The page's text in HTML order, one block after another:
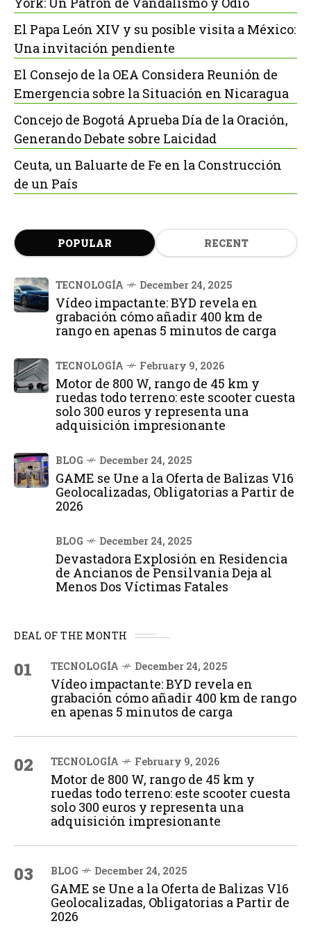
El Papa León XIV y su posible visita a México:
Una invitación pendiente
El Consejo de la OEA Considera Reunión de
Emergencia sobre la Situación en Nicaragua
Concejo de Bogotá Aprueba Día de la Oración,
Generando Debate sobre Laicidad
Ceuta, un Baluarte de Fe en la Construcción
de un País
POPULAR RECENT
TECNOLOGÍA December 24, 2025
Vídeo impactante: BYD revela en
grabación cómo añadir 400 km de
rango en apenas 5 minutos de carga
TECNOLOGÍA February 9, 2026
Motor de 800 W, rango de 45 km y
ruedas todo terreno: este scooter cuesta
solo 300 euros y representa una
adquisición impresionante
BLOG December 24, 2025
GAME se Une a la Oferta de Balizas V16
Geolocalizadas, Obligatorias a Partir de
2026
BLOG December 24, 2025
Devastadora Explosión en Residencia
de Ancianos de Pensilvania Deja al
Menos Dos Víctimas Fatales
DEAL OF THE MONTH
01 TECNOLOGÍA December 24, 2025
Vídeo impactante: BYD revela en
grabación cómo añadir 400 km de rango
en apenas 5 minutos de carga
02 TECNOLOGÍA February 9, 2026
Motor de 800 W, rango de 45 km y
ruedas todo terreno: este scooter cuesta
solo 300 euros y representa una
adquisición impresionante
03 BLOG December 24, 2025
GAME se Une a la Oferta de Balizas V16
Geolocalizadas, Obligatorias a Partir de
2026